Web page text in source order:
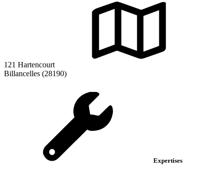
121 Hartencourt
Billancelles (28190)
Expertises